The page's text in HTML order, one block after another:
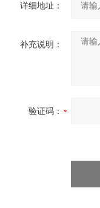
详细地址：
补充说明：
验证码：